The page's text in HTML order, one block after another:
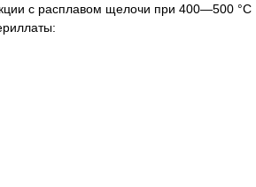
с расплавом щелочи при 400—500 °C